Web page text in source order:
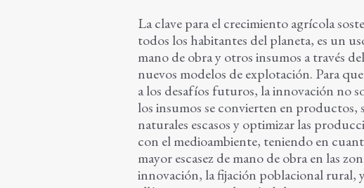
La clave para el crecimiento agrícola
todos los habitantes del planeta, es un
mano de obra y otros insumos a través
nuevos modelos de explotación. Para
a los desafíos futuros, la innovación no
los insumos se convierten en productos,
naturales escasos y optimizar las
con el medioambiente, teniendo en
mayor escasez de mano de obra en las
innovación, la fijación poblacional rural,